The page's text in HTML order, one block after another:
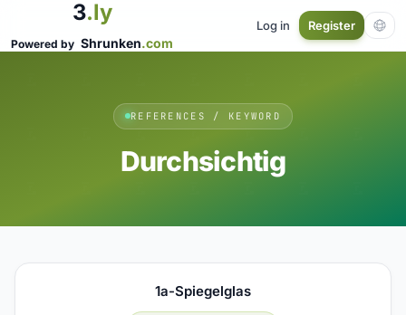
3.ly
Powered by Shrunken.com
Log in Register
REFERENCES / KEYWORD
Durchsichtig
1a-Spiegelglas